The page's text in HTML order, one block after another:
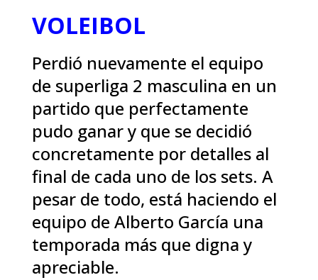
VOLEIBOL
Perdió nuevamente el equipo
de superliga 2 masculina en un
partido que perfectamente
pudo ganar y que se decidió
concretamente por detalles al
final de cada uno de los sets. A
pesar de todo, está haciendo el
equipo de Alberto García una
temporada más que digna y
apreciable.